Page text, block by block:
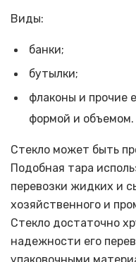
Виды:
банки;
бутылки;
флаконы и прочие
формой и объемом.
Стекло может быть
Подобная тара
перевозки жидких и
хозяйственного и
Стекло достаточно
надежности его